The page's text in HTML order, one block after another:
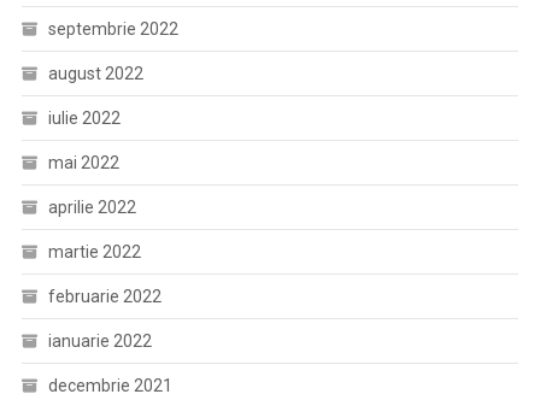
septembrie 2022
august 2022
iulie 2022
mai 2022
aprilie 2022
martie 2022
februarie 2022
ianuarie 2022
decembrie 2021